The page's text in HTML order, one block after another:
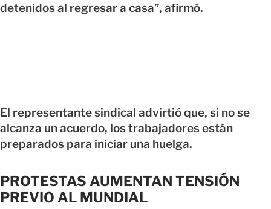
detenidos al regresar a casa”, afirmó.
El representante sindical advirtió que, si no se
alcanza un acuerdo, los trabajadores están
preparados para iniciar una huelga.
PROTESTAS AUMENTAN TENSIÓN
PREVIO AL MUNDIAL